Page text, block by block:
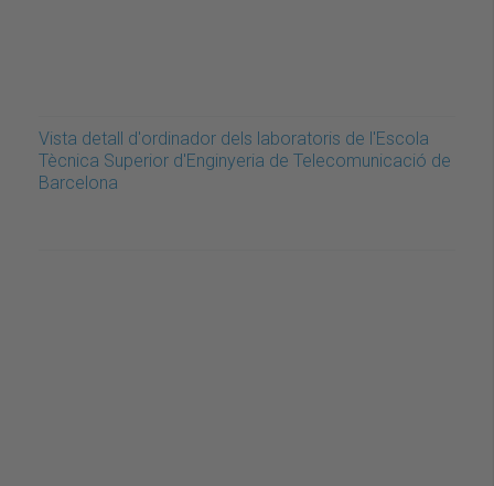
Vista detall d'ordinador dels laboratoris de l'Escola
Tècnica Superior d'Enginyeria de Telecomunicació de
Barcelona